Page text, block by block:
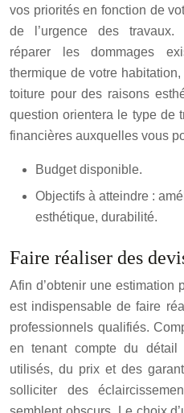
vos priorités en fonction de
de l’urgence des travaux.
réparer les dommages
thermique de votre
toiture pour des raisons
question orientera le type de
financières auxquelles vous
Budget disponible.
Objectifs à atteindre :
esthétique, durabilité.
Faire réaliser des
Afin d’obtenir une estimation
est indispensable de faire
professionnels qualifiés.
en tenant compte du détail
utilisés, du prix et des
solliciter des